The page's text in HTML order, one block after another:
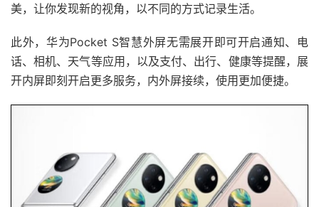
美，让你发现新的视角，以不同的方式记录生活。
此外，华为Pocket S智慧外屏无需展开即可开启通知、电
话、相机、天气等应用，以及支付、出行、健康等提醒，展
开内屏即刻开启更多服务，内外屏接续，使用更加便捷。